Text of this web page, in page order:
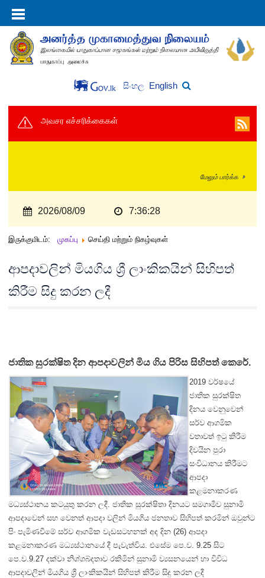
සිංහල English
அவசர எச்சரிக்கைகள்
மேலும் பார்க்க
2026/08/09 7:36:29
இருக்குமிடம்: முகப்பு செய்தி மற்றும் நிகழ்வுகள்
ආපදාවලින් මියගිය ශ්‍රී ලාංකිකයින් සිහිපත්
කිරීම සිදු කරන ලදී
ජාතික සුරක්ෂිත දින ආපදාවලින් මිය ගිය පිරිස සිහිපත් කෙරේ.
2019 වර්ෂයේ
ජාතික සුරක්ෂිත
දිනය වෙනුවෙන්
සර්ව ආගමික
වතාවත් ඉටු කිරීම
දිවයින පුරා
සංවිධානය කිරීමට
ආපදා
කළමනාකරණ
මධ්‍යස්ථානය කටයුතු කරන ලදී. ජාතික සුරක්ෂිතා දිනයට සමගාමීව සුනාමි
ආපදාවෙන් සහ වෙනත් ආපදා වලින් මියගිය ජනතාව සිහිපත් කරමින් ඔවුන්ට
පිං පැමිණවීමේ සර්ව ආගමික වැඩසටහනක් අද දින (26) ආපදා
කළමනාකරණ මධ්‍යස්ථානයේ දී පැවැත්විය. එසේම පෙ.ව. 9.25 සිට
පෙ.ව.9.27 දක්වා නිශ්ශබ්දතාව රකිමින් සුනාමි ව්‍යසනයෙන් හා විවිධ
ආපදාවලින් මියගිය ශ්‍රී ලාංකිකයින් සිහිපත් කිරීම සිදු කරන ලදී